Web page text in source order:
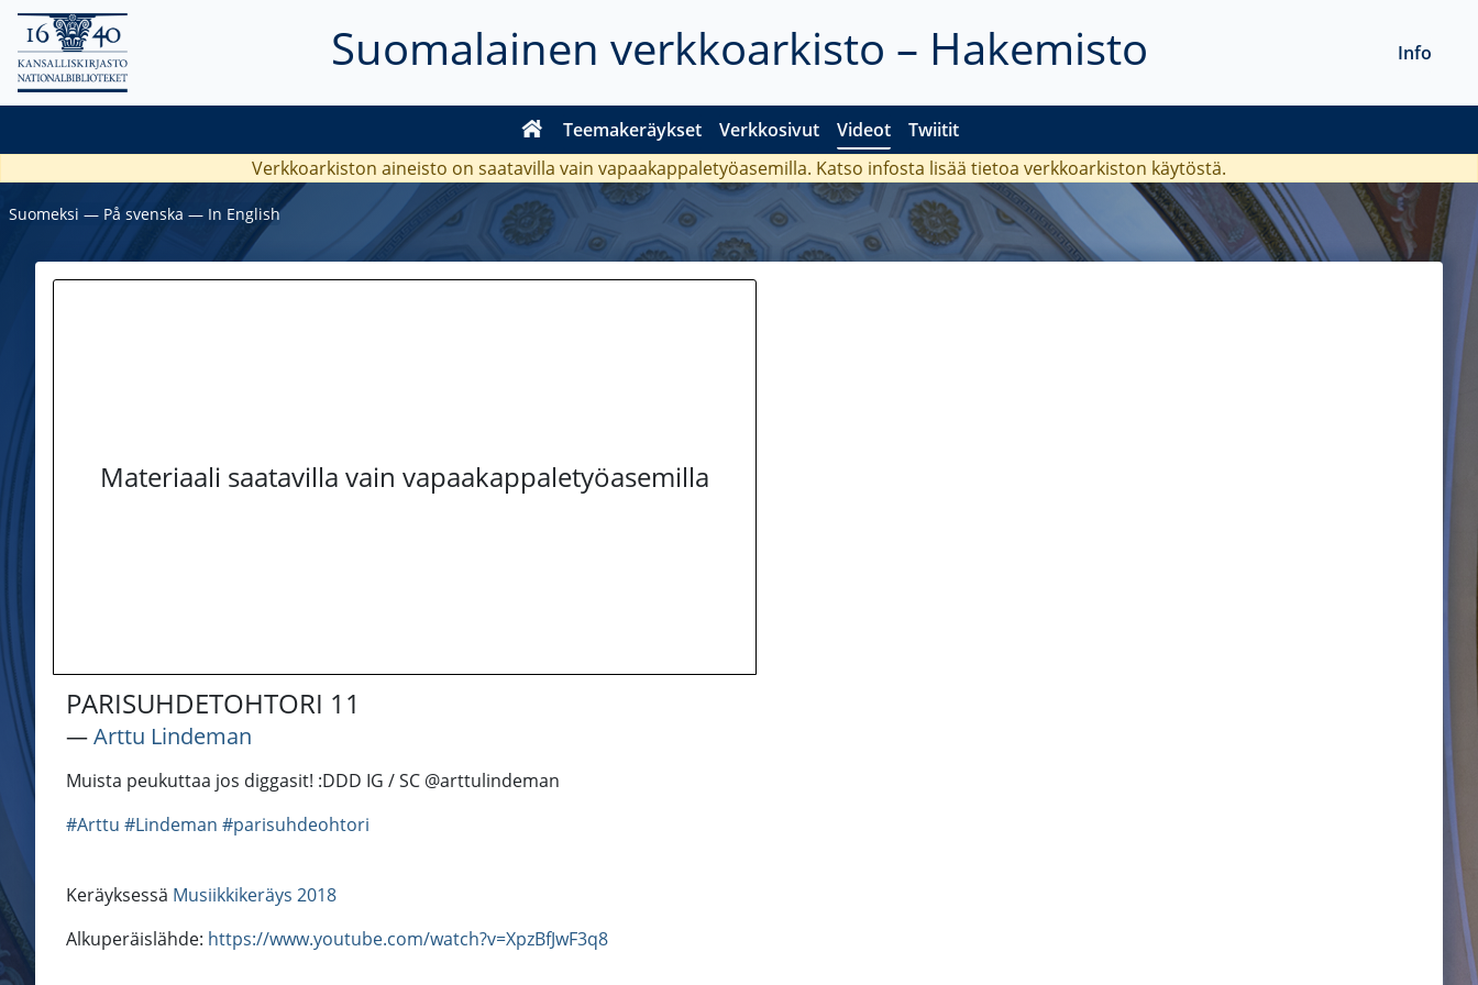
Suomalainen verkkoarkisto – Hakemisto
Teemakeräykset Verkkosivut Videot Twiitit
Info
Verkkoarkiston aineisto on saatavilla vain vapaakappaletyöasemilla. Katso infosta lisää tietoa verkkoarkiston käytöstä.
Suomeksi ― På svenska ― In English
Materiaali saatavilla vain vapaakappaletyöasemilla
PARISUHDETOHTORI 11
―Arttu Lindeman
Muista peukuttaa jos diggasit! :DDD IG / SC @arttulindeman
#Arttu #Lindeman #parisuhdeohtori
Keräyksessä Musiikkikeräys 2018
Alkuperäislähde: https://www.youtube.com/watch?v=XpzBfJwF3q8